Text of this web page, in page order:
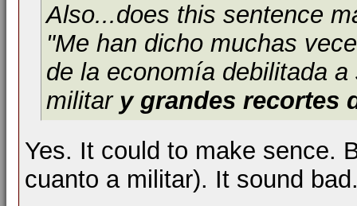
Also...does this sentence
"Me han dicho muchas
de la economía debilitada
militar y grandes recortes
Yes. It could to make sence.
cuanto a militar). It sound